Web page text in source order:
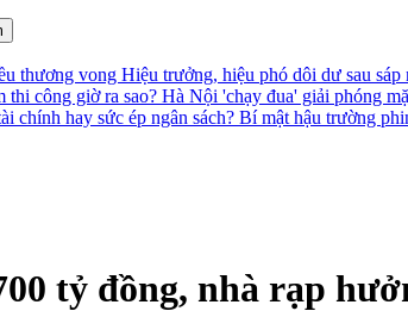
thương vong Hiệu trưởng, hiệu phó dôi dư sau
thi công giờ ra sao? Hà Nội 'chạy đua' giải phóng
chính hay sức ép ngân sách? Bí mật hậu trường
tỷ đồng, nhà rạp